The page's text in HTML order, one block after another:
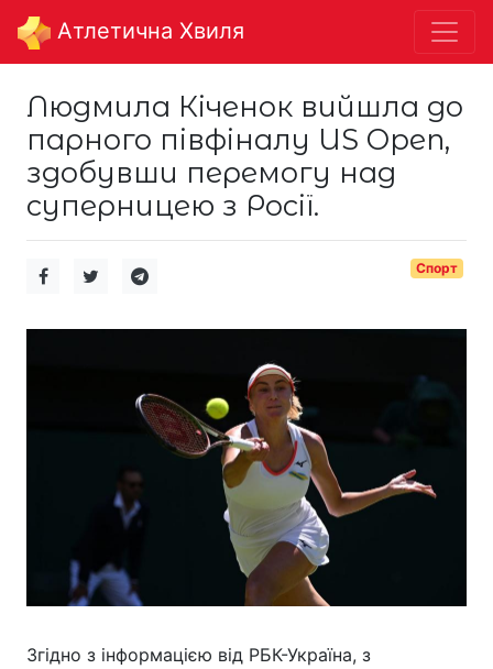
Aтлетична Хвиля
Людмила Кіченок вийшла до
парного півфіналу US Open,
здобувши перемогу над
суперницею з Росії.
Спорт
Згідно з інформацією від РБК-Україна, з